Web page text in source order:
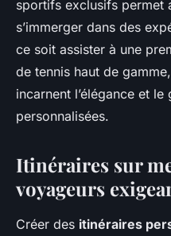
sportifs exclusifs permet
s’immerger dans des
ce soit assister à une
de tennis haut de
incarnent l’élégance et
personnalisées.
Itinéraires sur
voyageurs
Créer des itinéraires